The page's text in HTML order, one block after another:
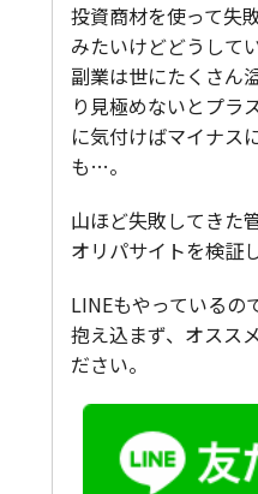
投資商材を使って失
みたいけどどうして
副業は世にたくさん
り見極めないとプラ
に気付けばマイナス
も…。
山ほど失敗してきた
オリパサイトを検証
LINEもやっているの
抱え込まず、オスス
ださい。